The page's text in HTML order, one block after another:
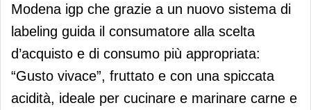
Modena igp che grazie a un nuovo sistema di
labeling guida il consumatore alla scelta
d’acquisto e di consumo più appropriata:
“Gusto vivace”, fruttato e con una spiccata
acidità, ideale per cucinare e marinare carne e